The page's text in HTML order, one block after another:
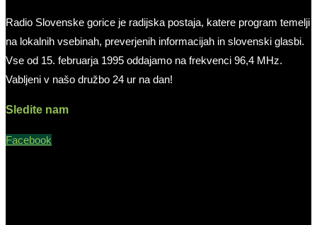
Radio Slovenske gorice je radijska postaja, katere program temelji
na lokalnih vsebinah, preverjenih informacijah in slovenski glasbi.
Vse od 15. februarja 1995 oddajamo na frekvenci 96,4 MHz.
Vabljeni v našo družbo 24 ur na dan!
Sledite nam
Facebook